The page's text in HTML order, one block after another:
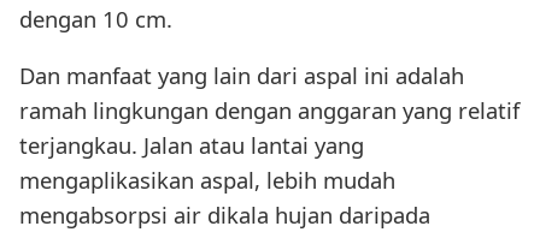
dengan 10 cm.
Dan manfaat yang lain dari aspal ini adalah
ramah lingkungan dengan anggaran yang relatif
terjangkau. Jalan atau lantai yang
mengaplikasikan aspal, lebih mudah
mengabsorpsi air dikala hujan daripada